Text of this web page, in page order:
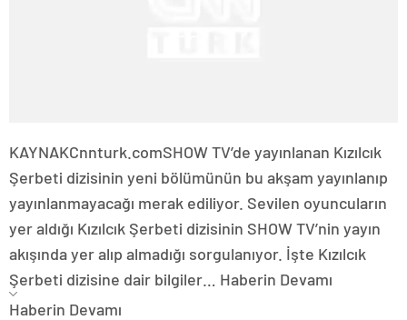
KAYNAKCnnturk.comSHOW TV’de yayınlanan Kızılcık
Şerbeti dizisinin yeni bölümünün bu akşam yayınlanıp
yayınlanmayacağı merak ediliyor. Sevilen oyuncuların
yer aldığı Kızılcık Şerbeti dizisinin SHOW TV’nin yayın
akışında yer alıp almadığı sorgulanıyor. İşte Kızılcık
Şerbeti dizisine dair bilgiler… Haberin Devamı
Haberin Devamı